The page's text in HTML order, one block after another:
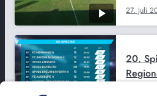
27. Juli
20.